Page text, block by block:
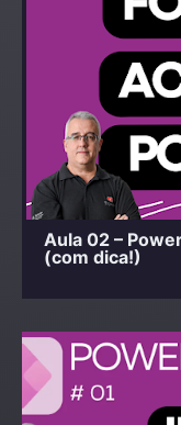
Aula 02 –
(com dica!)